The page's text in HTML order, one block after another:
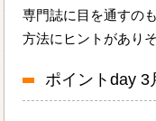
専門誌に目を通すの
方法にヒントがあり
ポイントday 3